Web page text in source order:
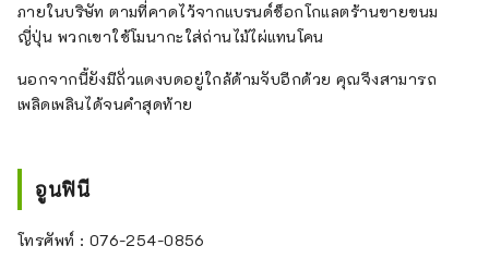
ภายในบริษัท ตามที่คาดไว้จากแบรนด์ช็อกโกแลตร้านขายขนม
ญี่ปุ่น พวกเขาใช้โมนากะใส่ถ่านไม้ไผ่แทนโคน
นอกจากนี้ยังมีถั่วแดงบดอยู่ใกล้ด้ามจับอีกด้วย คุณจึงสามารถ
เพลิดเพลินได้จนคำสุดท้าย
อูนฟินี
โทรศัพท์ : 076-254-0856